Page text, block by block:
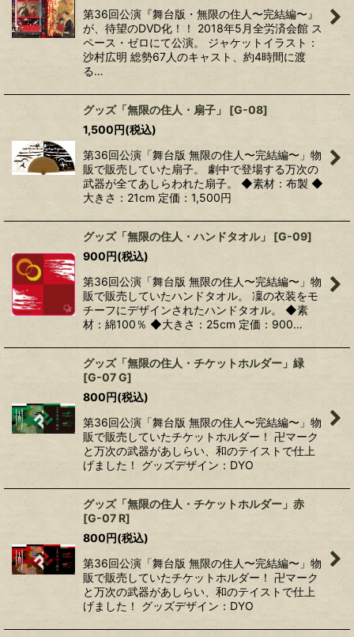
第36回公演『舞台版・無限の住人〜完結編〜』
が、待望のDVD化！！ 2018年5月全労済会館 ス
ペース・ゼロにて公演。 ジャケットイラスト：
沙村広明 総勢67人のキャスト、約4時間に渡
る…
グッズ「無限の住人・扇子」 [G-08]
1,500円(税込)
第36回公演「舞台版 無限の住人〜完結編〜」物
販で販売していた扇子。 劇中で登場する万次の
武器が全てあしらわれた扇子。 ◆素材：布製 ◆
大きさ：21cm 定価：1,500円
グッズ「無限の住人・ハンドタオル」 [G-09]
900円(税込)
第36回公演「舞台版 無限の住人〜完結編〜」物
販で販売していたハンドタオル。 凜の衣装をモ
チーフにデザインされたハンドタオル。 ◆素
材：綿100％ ◆大きさ：25cm 定価：900…
グッズ「無限の住人・チケットホルダー」緑
[G-07 G]
800円(税込)
第36回公演「舞台版 無限の住人〜完結編〜」物
販で販売していたチケットホルダー！ 卍マーク
と万次の武器があしらい、和のテイストで仕上
げました！ グッズデザイン：DYO
グッズ「無限の住人・チケットホルダー」赤
[G-07 R]
800円(税込)
第36回公演「舞台版 無限の住人〜完結編〜」物
販で販売していたチケットホルダー！ 卍マーク
と万次の武器があしらい、和のテイストで仕上
げました！ グッズデザイン：DYO